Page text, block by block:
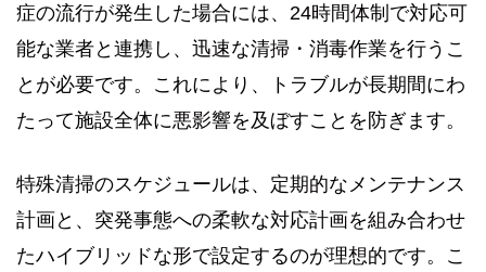
症の流行が発生した場合には、24時間体制で対応可
能な業者と連携し、迅速な清掃・消毒作業を行うこ
とが必要です。これにより、トラブルが長期間にわ
たって施設全体に悪影響を及ぼすことを防ぎます。
特殊清掃のスケジュールは、定期的なメンテナンス
計画と、突発事態への柔軟な対応計画を組み合わせ
たハイブリッドな形で設定するのが理想的です。こ